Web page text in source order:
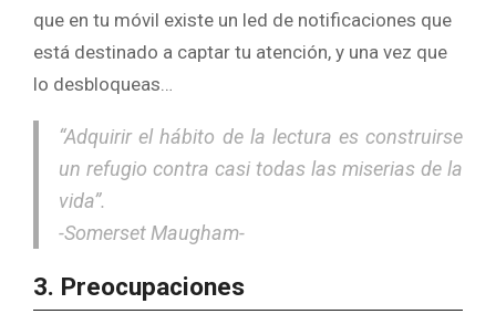
que en tu móvil existe un led de notificaciones que
está destinado a captar tu atención, y una vez que
lo desbloqueas…
“Adquirir el hábito de la lectura es construirse
un refugio contra casi todas las miserias de la
vida”.
-Somerset Maugham-
3. Preocupaciones